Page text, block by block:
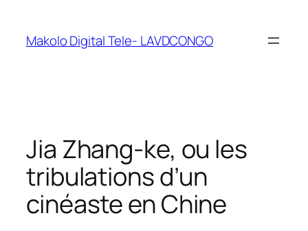
Makolo Digital Tele- LAVDCONGO
Jia Zhang-ke, ou les
tribulations d’un
cinéaste en Chine